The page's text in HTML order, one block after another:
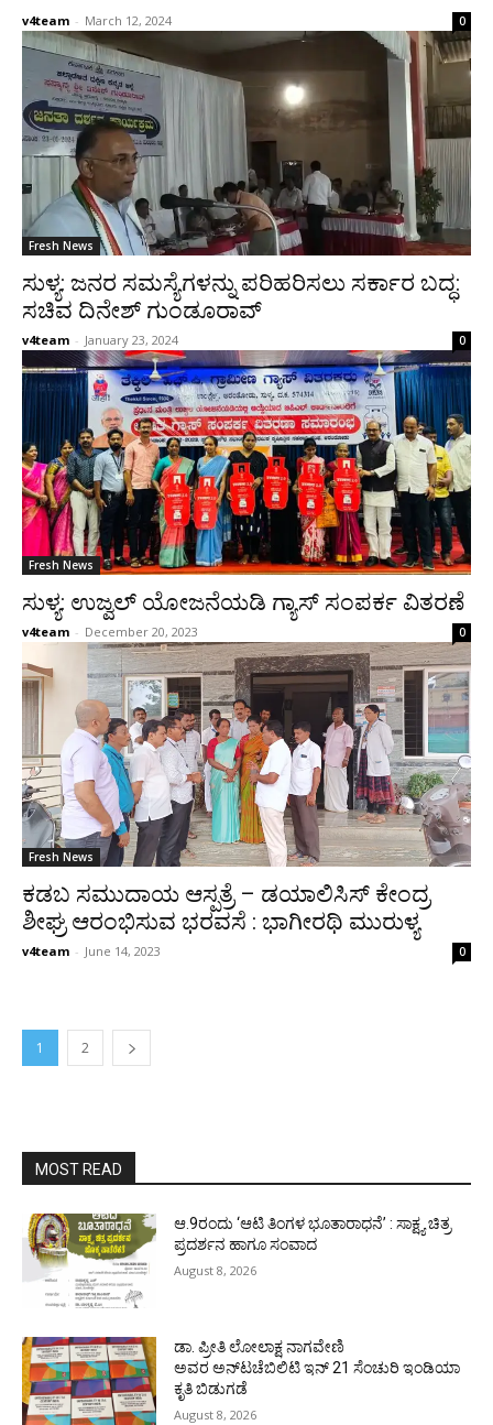
v4team - March 12, 2024 0
Fresh News
ಸುಳ್ಯ: ಜನರ ಸಮಸ್ಯೆಗಳನ್ನು ಪರಿಹರಿಸಲು ಸರ್ಕಾರ ಬದ್ಧ:
ಸಚಿವ ದಿನೇಶ್ ಗುಂಡೂರಾವ್
v4team - January 23, 2024 0
Fresh News
ಸುಳ್ಯ: ಉಜ್ವಲ್ ಯೋಜನೆಯಡಿ ಗ್ಯಾಸ್ ಸಂಪರ್ಕ ವಿತರಣೆ
v4team - December 20, 2023 0
Fresh News
ಕಡಬ ಸಮುದಾಯ ಆಸ್ಪತ್ರೆ – ಡಯಾಲಿಸಿಸ್ ಕೇಂದ್ರ
ಶೀಘ್ರ ಆರಂಭಿಸುವ ಭರವಸೆ : ಭಾಗೀರಥಿ ಮುರುಳ್ಯ
v4team - June 14, 2023 0
1 2
MOST READ
ಆ.9ರಂದು ‘ಆಟಿ ತಿಂಗಳ ಭೂತಾರಾಧನೆ’ : ಸಾಕ್ಷ್ಯ ಚಿತ್ರ
ಪ್ರದರ್ಶನ ಹಾಗೂ ಸಂವಾದ
August 8, 2026
ಡಾ. ಪ್ರೀತಿ ಲೋಲಾಕ್ಷ ನಾಗವೇಣಿ
ಅವರ ಅನ್‌ಟಚೆಬಿಲಿಟಿ ಇನ್ 21 ಸೆಂಚುರಿ ಇಂಡಿಯಾ
ಕೃತಿ ಬಿಡುಗಡೆ
August 8, 2026